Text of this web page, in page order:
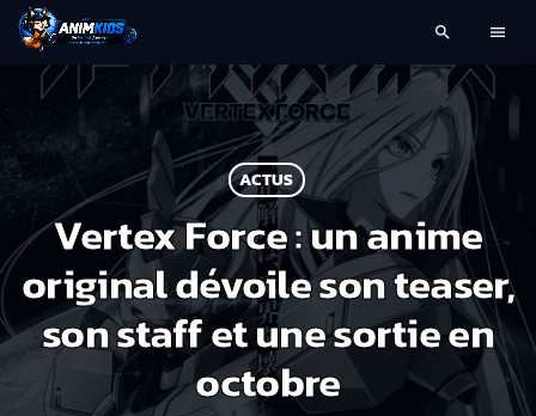
search menu
ACTUS
Vertex Force : un anime
original dévoile son teaser,
son staff et une sortie en
octobre